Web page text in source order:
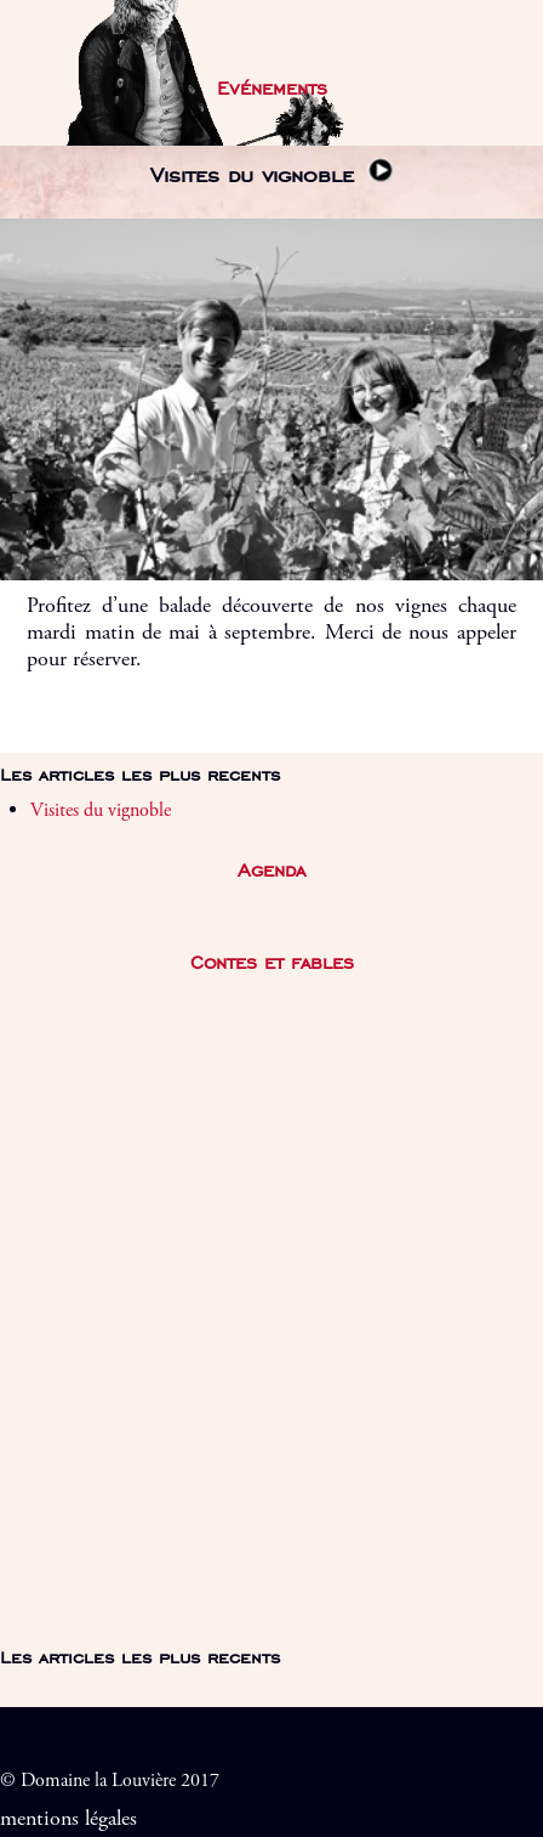
Evénements
Visites du vignoble
Profitez d’une balade découverte de nos vignes chaque
mardi matin de mai à septembre. Merci de nous appeler
pour réserver.
Les articles les plus recents
Visites du vignoble
Agenda
Contes et fables
Les articles les plus recents
© Domaine la Louvière 2017
mentions légales